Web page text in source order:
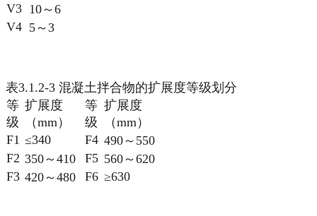
V3 10～6
V4 5～3
表3.1.2-3 混凝土拌合物的扩展度等级划分
等
级
扩展度
（mm）
等
级
扩展度
（mm）
F1 ≤340 F4 490～550
F2 350～410 F5 560～620
F3 420～480 F6 ≥630